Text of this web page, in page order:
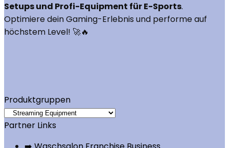
Setups und Profi-Equipment für E-Sports.
Optimiere dein Gaming-Erlebnis und performe auf
höchstem Level! 🚀🔥
Produktgruppen
Partner Links